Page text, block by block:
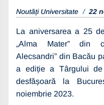
Noutăți Universitate 22
La aniversarea a 25
„Alma Mater” din
Alecsandri” din Bacău
a ediție a Târgului de
desfășoară la
noiembrie 2023.